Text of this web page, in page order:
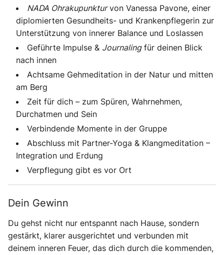
NADA Ohrakupunkturvon Vanessa Pavone, einer
diplomierten Gesundheits- und Krankenpflegerin zur
Unterstützung von innerer Balance und Loslassen
Geführte Impulse & Journalingfür deinen Blick
nach innen
Achtsame Gehmeditation in der Natur und mitten
am Berg
Zeit für dich – zum Spüren, Wahrnehmen,
Durchatmen und Sein
Verbindende Momente in der Gruppe
Abschluss mit Partner-Yoga & Klangmeditation –
Integration und Erdung
Verpflegung gibt es vor Ort
Dein Gewinn
Du gehst nicht nur entspannt nach Hause, sondern
gestärkt, klarer ausgerichtet und verbunden mit
deinem inneren Feuer, das dich durch die kommenden,